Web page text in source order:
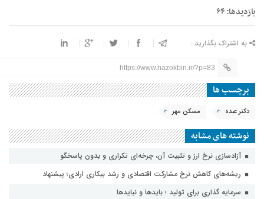
بازدیدها: ۶۴
به اشتراک بگذارید :
https://www.nazokbin.ir/?p=83
برچسب ها
دکتر عبده مسکن مهر
نوشته های مشابه
آزادسازی نرخ ارز و تثبیت آن، چرخه‌ای تکراری و بدون پاسخگو
ریشه‌های کاهش نرخ مشارکت اقتصادی و رشد بیکاری ارادی؛ پیشنهاد
سرمایه گذاری برای تولید ؛ بایدها و نبایدها